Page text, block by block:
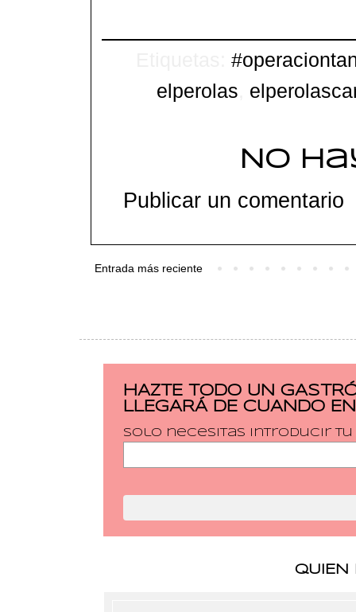
Etiquetas:
elperolas
No
Publicar un comentario
Entrada más reciente
HAZTE TODO UN
LLEGARÁ DE CUANDO
Solo necesitas introducir
QUIEN